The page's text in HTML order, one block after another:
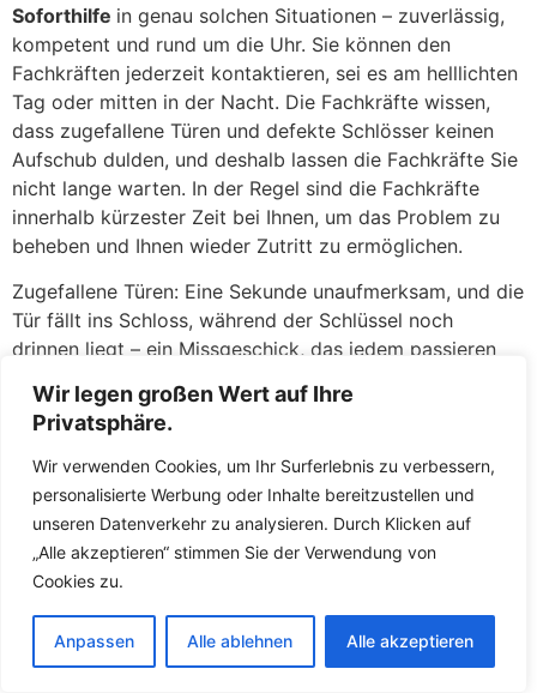
Wir legen großen Wert auf Ihre
Privatsphäre.
Wir verwenden Cookies, um Ihr Surferlebnis zu verbessern,
personalisierte Werbung oder Inhalte bereitzustellen und
unseren Datenverkehr zu analysieren. Durch Klicken auf
„Alle akzeptieren“ stimmen Sie der Verwendung von
Cookies zu.
Anpassen Alle ablehnen Alle akzeptieren
Soforthilfe in genau solchen Situationen – zuverlässig,
kompetent und rund um die Uhr. Sie können den
Fachkräften jederzeit kontaktieren, sei es am helllichten
Tag oder mitten in der Nacht. Die Fachkräfte wissen,
dass zugefallene Türen und defekte Schlösser keinen
Aufschub dulden, und deshalb lassen die Fachkräfte Sie
nicht lange warten. In der Regel sind die Fachkräfte
innerhalb kürzester Zeit bei Ihnen, um das Problem zu
beheben und Ihnen wieder Zutritt zu ermöglichen.
Zugefallene Türen: Eine Sekunde unaufmerksam, und die
Tür fällt ins Schloss, während der Schlüssel noch
drinnen liegt – ein Missgeschick, das jedem passieren
zugefalleneTürenin Nürtingen Oberensingen täglich
und haben hierfür routinierte Handgriffe. Meist gelingt
es den Fachkräften, die Tür ohne jegliche Beschädigung
am Schloss oder an der Tür zu öffnen. Mit
Spezialwerkzeugen wie Türfallenkarten oder
Drahtschlingen greifen die Fachkräfte die Türfalle und
öffnen in wenigen Augenblicken. Sie werden erleichtert
Wohnung gelangen, als wäre nichts gewesen.